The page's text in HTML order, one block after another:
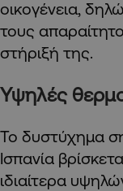
οικογένεια,
τους
στήριξή της.
Υψηλές
Το δυστύχημα
Ισπανία
ιδιαίτερα